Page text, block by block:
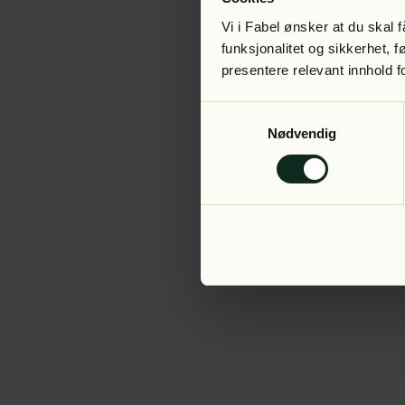
Vi i Fabel ønsker at du skal
funksjonalitet og sikkerhet,
presentere relevant innhold
Nødvendig
Application